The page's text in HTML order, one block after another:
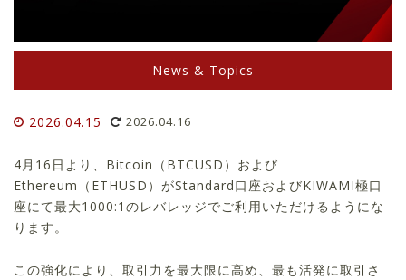
News & Topics
2026.04.15 2026.04.16
4月16日より、Bitcoin（BTCUSD）および
Ethereum（ETHUSD）がStandard口座およびKIWAMI極口
座にて最大1000:1のレバレッジでご利用いただけるようにな
ります。
この強化により、取引力を最大限に高め、最も活発に取引さ